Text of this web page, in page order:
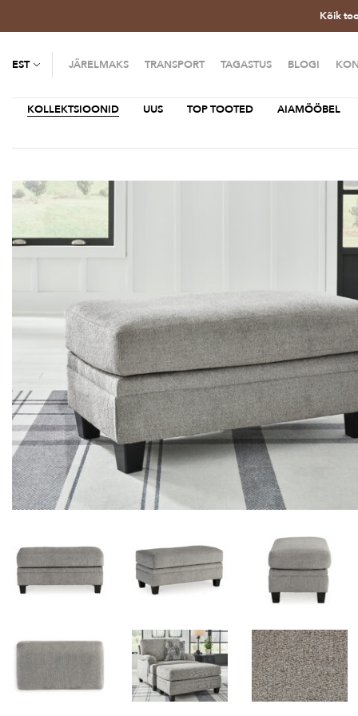
Kõik
EST JÄRELMAKS TRANSPORT TAGASTUS BLOGI
KOLLEKTSIOONID UUS TOP TOOTED AIAMÖÖBEL